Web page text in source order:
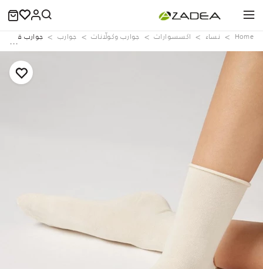
Home نساء اكسسوارات جوارب وكولّانات جوارب جوارب